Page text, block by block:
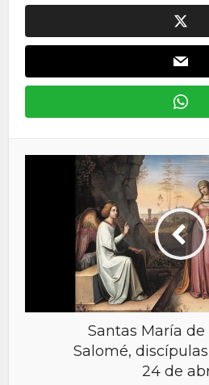
Santas María de
Salomé, discípulas
24 de